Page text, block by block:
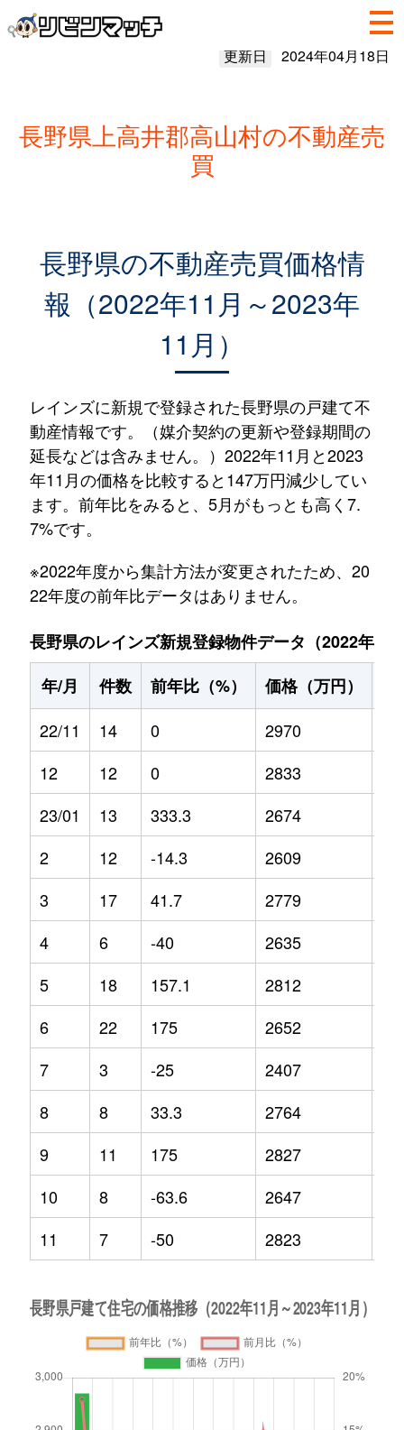
更新日 2024年04月18日
長野県上高井郡高山村の不動産売
買
長野県の不動産売買価格情
報（2022年11月～2023年
11月）
レインズに新規で登録された長野県の戸建て不
動産情報です。（媒介契約の更新や登録期間の
延長などは含みません。）2022年11月と2023
年11月の価格を比較すると147万円減少してい
ます。前年比をみると、5月がもっとも高く7.
7%です。
※2022年度から集計方法が変更されたため、20
22年度の前年比データはありません。
長野県のレインズ新規登録物件データ（2022年11
年/月
件数 前年比（%） 価格（万円）
22/11
14 0 2970
12
12 0 2833
23/01
13 333.3 2674
2
12 -14.3 2609
3
17 41.7 2779
4
6 -40 2635
5
18 157.1 2812
6
22 175 2652
7
3 -25 2407
8
8 33.3 2764
9
11 175 2827
10
8 -63.6 2647
11
7 -50 2823